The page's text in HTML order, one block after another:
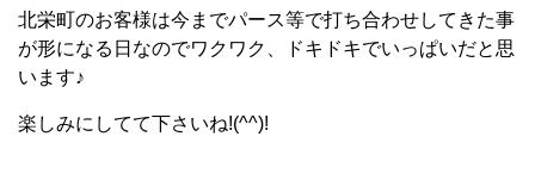
北栄町のお客様は今までパース等で打ち合わせしてきた事
が形になる日なのでワクワク、ドキドキでいっぱいだと思
います♪
楽しみにしてて下さいね!(^^)!